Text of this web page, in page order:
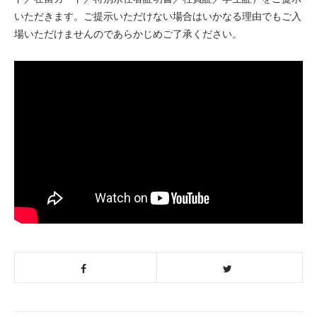
いただきます。ご提示いただけない場合はいかなる理由でもご入
場いただけませんのであらかじめご了承ください。